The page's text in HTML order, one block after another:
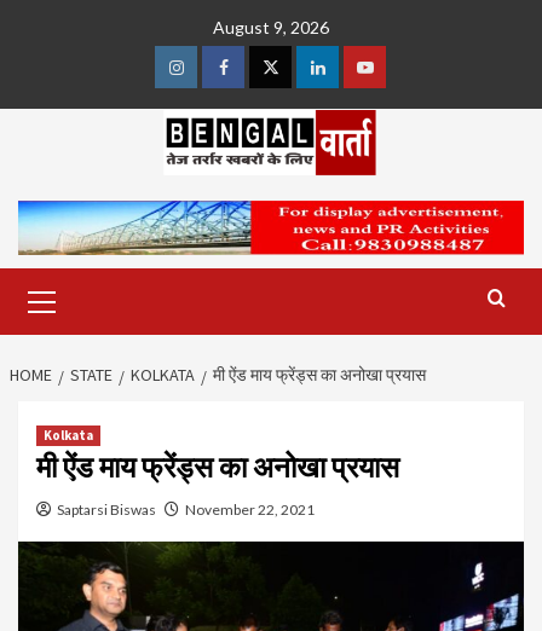
August 9, 2026
InstagramFacebookTwitterLinkedinYoutube
Menu
HOME STATE KOLKATA मी ऐंड माय फ्रेंड्स का अनोखा प्रयास
Kolkata
मी ऐंड माय फ्रेंड्स का अनोखा प्रयास
Saptarsi Biswas November 22, 2021